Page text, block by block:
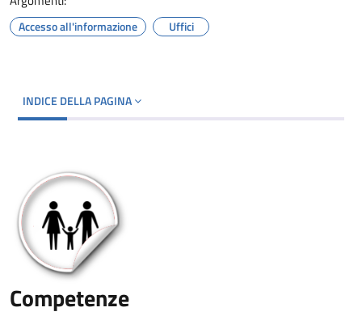
Accesso all'informazione Uffici
INDICE DELLA PAGINA
Competenze